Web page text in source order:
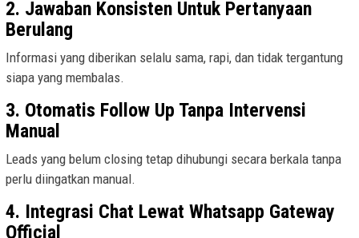
2. Jawaban Konsisten Untuk Pertanyaan
Berulang
Informasi yang diberikan selalu sama, rapi, dan tidak tergantung
siapa yang membalas.
3. Otomatis Follow Up Tanpa Intervensi
Manual
Leads yang belum closing tetap dihubungi secara berkala tanpa
perlu diingatkan manual.
4. Integrasi Chat Lewat Whatsapp Gateway
Official